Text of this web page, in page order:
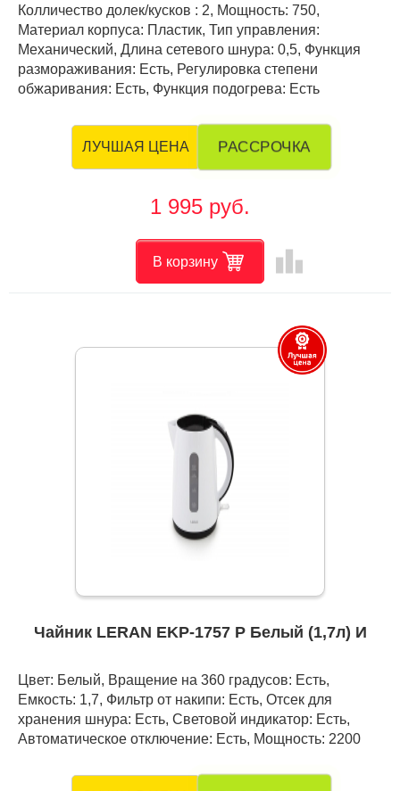
Колличество долек/кусков : 2, Мощность: 750,
Материал корпуса: Пластик, Тип управления:
Механический, Длина сетевого шнура: 0,5, Функция
размораживания: Есть, Регулировка степени
обжаривания: Есть, Функция подогрева: Есть
ЛУЧШАЯ ЦЕНА РАССРОЧКА
1 995 руб.
В корзину leaderboard
Чайник LERAN EKP-1757 P Белый (1,7л) И
Цвет: Белый, Вращение на 360 градусов: Есть,
Емкость: 1,7, Фильтр от накипи: Есть, Отсек для
хранения шнура: Есть, Световой индикатор: Есть,
Автоматическое отключение: Есть, Мощность: 2200